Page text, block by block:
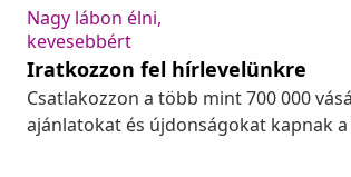
Nagy lábon élni,
kevesebbért
Iratkozzon fel hírlevelünkre
Csatlakozzon a több mint 700 000
ajánlatokat és újdonságokat kapnak a